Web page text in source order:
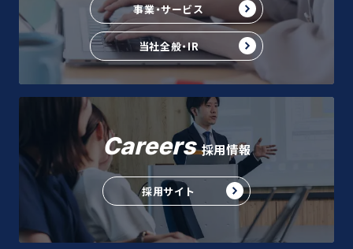
事業・サービス
当社全般・IR
Careers 採用情報
採用サイト